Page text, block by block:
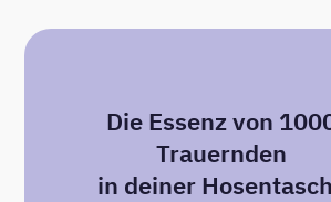
Die Essenz von
Trauernden
in deiner